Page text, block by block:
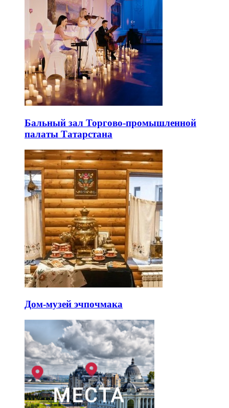
Бальный зал Торгово-промышленной
палаты Татарстана
Дом-музей эчпочмака